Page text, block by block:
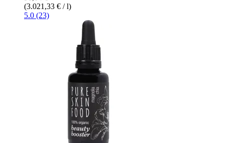
(3.021,33 € / l)
5.0 (23)